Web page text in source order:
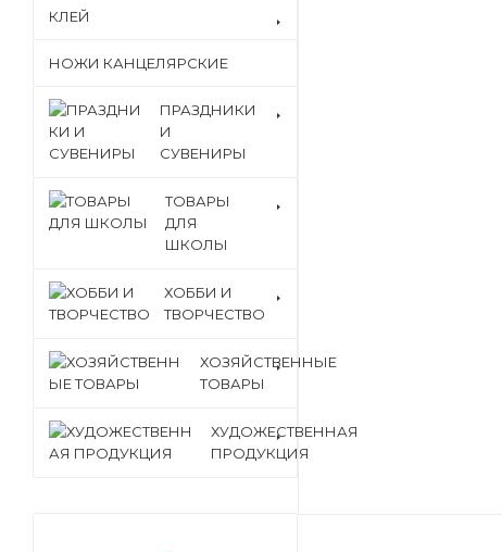
КЛЕЙ
НОЖИ КАНЦЕЛЯРСКИЕ
ПРАЗДНИКИ
И
СУВЕНИРЫ
ТОВАРЫ
ДЛЯ
ШКОЛЫ
ХОББИ И
ТВОРЧЕСТВО
ХОЗЯЙСТВЕННЫЕ
ТОВАРЫ
ХУДОЖЕСТВЕННАЯ
ПРОДУКЦИЯ